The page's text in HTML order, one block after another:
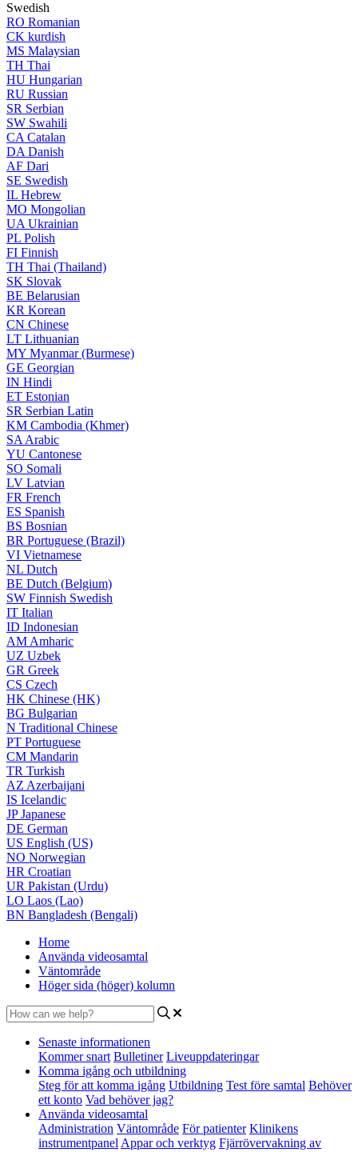
Swedish
RO Romanian
CK kurdish
MS Malaysian
TH Thai
HU Hungarian
RU Russian
SR Serbian
SW Swahili
CA Catalan
DA Danish
AF Dari
SE Swedish
IL Hebrew
MO Mongolian
UA Ukrainian
PL Polish
FI Finnish
TH Thai (Thailand)
SK Slovak
BE Belarusian
KR Korean
CN Chinese
LT Lithuanian
MY Myanmar (Burmese)
GE Georgian
IN Hindi
ET Estonian
SR Serbian Latin
KM Cambodia (Khmer)
SA Arabic
YU Cantonese
SO Somali
LV Latvian
FR French
ES Spanish
BS Bosnian
BR Portuguese (Brazil)
VI Vietnamese
NL Dutch
BE Dutch (Belgium)
SW Finnish Swedish
IT Italian
ID Indonesian
AM Amharic
UZ Uzbek
GR Greek
CS Czech
HK Chinese (HK)
BG Bulgarian
N Traditional Chinese
PT Portuguese
CM Mandarin
TR Turkish
AZ Azerbaijani
IS Icelandic
JPJapanese
DE German
US English (US)
NO Norwegian
HR Croatian
UR Pakistan (Urdu)
LO Laos (Lao)
BN Bangladesh (Bengali)
Home
Använda videosamtal
Väntområde
Höger sida (höger) kolumn
Senaste informationen
Kommer snart Bulletiner Liveuppdateringar
Komma igång och utbildning
Steg för att komma igång Utbildning Test före samtal Behöver
ett konto Vad behöver jag?
Använda videosamtal
Administration Väntområde För patienter Klinikens
instrumentpanel Appar och verktyg Fjärrövervakning av